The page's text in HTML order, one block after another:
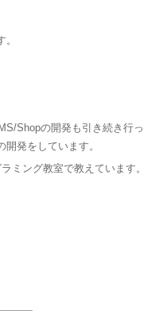
Shopの開発も引き続き行っ
発をしています。
ミング教室で教えています。